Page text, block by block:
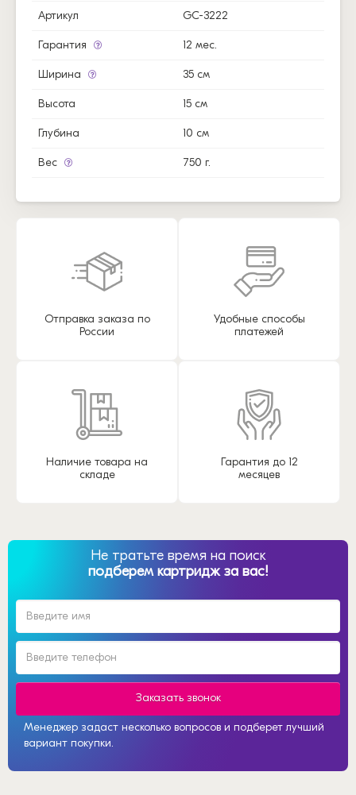
Артикул GC-3222
Гарантия 12 мес.
Ширина 35 см
Высота 15 см
Глубина 10 см
Вес 750 г.
Отправка заказа по
России
Удобные способы
платежей
Наличие товара на
складе
Гарантия до 12
месяцев
Не тратьте время на поиск
подберем картридж за вас!
Заказать звонок
Менеджер задаст несколько вопросов и подберет лучший
вариант покупки.